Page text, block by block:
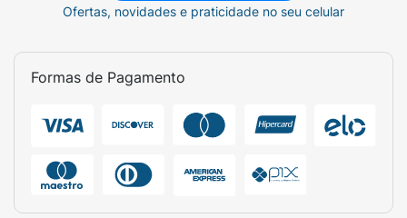
Ofertas, novidades e praticidade no seu celular
Formas de Pagamento